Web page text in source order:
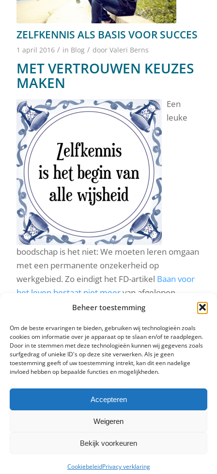
Beheer toestemming
Om de beste ervaringen te bieden, gebruiken wij technologieën zoals
cookies om informatie over je apparaat op te slaan en/of te raadplegen.
Door in te stemmen met deze technologieën kunnen wij gegevens zoals
surfgedrag of unieke ID's op deze site verwerken. Als je geen
toestemming geeft of uw toestemming intrekt, kan dit een nadelige
invloed hebben op bepaalde functies en mogelijkheden.
Accepteren
Weigeren
Bekijk voorkeuren
CookiebeleidPrivacy verklaring
ZELFKENNIS ALS BASIS VOOR SUCCES
1 april 2016 / in Blog / door Valeri Berns
MET VERTROUWEN KEUZES
MAKEN
Een
leuke
boodschap is het niet: We moeten leren omgaan
met een permanente onzekerheid op
werkgebied. Zo eindigt het FD-artikel Baan voor
het leven bestaat niet meervan afgelopen
Lees meer